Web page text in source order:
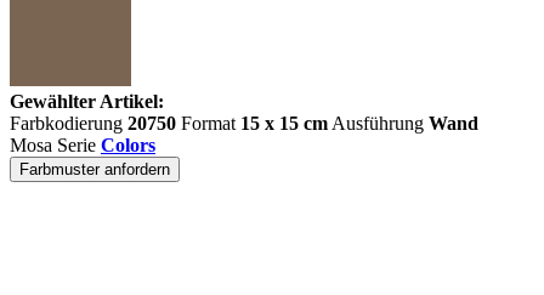
Gewählter Artikel:
Farbkodierung 20750 Format 15 x 15 cm Ausführung Wand
Mosa Serie Colors
Farbmuster anfordern